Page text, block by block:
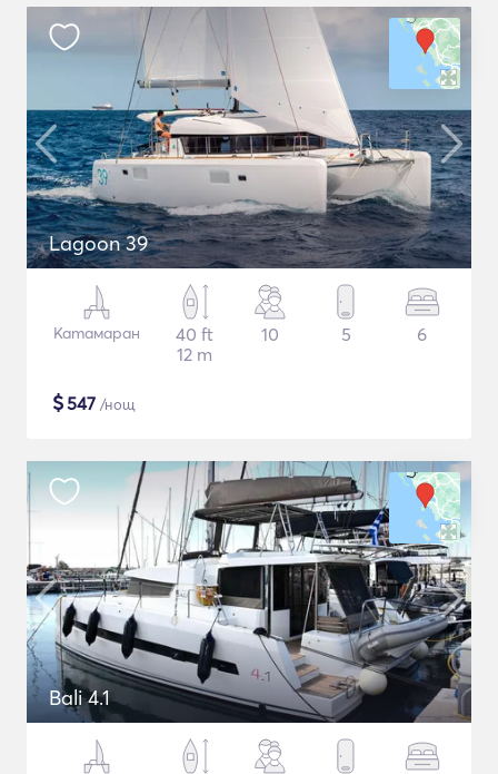
Lagoon 39
Катамаран
40 ft
12 m
10 5 6
$547 /нощ
Bali 4.1